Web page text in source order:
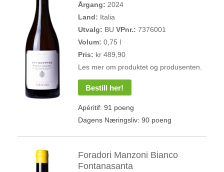
Årgang: 2024
Land: Italia
Utvalg: BU VPnr.: 7376001
Volum: 0,75 l
Pris: kr 489,90
Les mer om produktet og produsenten.
Bestill her!
Apéritif: 91 poeng
Dagens Næringsliv: 90 poeng
Foradori Manzoni Bianco
Fontanasanta